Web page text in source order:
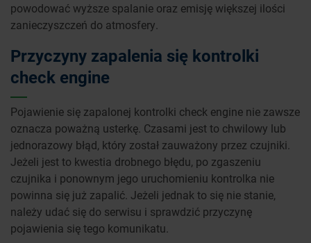
powodować wyższe spalanie oraz emisję większej ilości
zanieczyszczeń do atmosfery.
Przyczyny zapalenia się kontrolki
check engine
Pojawienie się zapalonej kontrolki check engine nie zawsze
oznacza poważną usterkę. Czasami jest to chwilowy lub
jednorazowy błąd, który został zauważony przez czujniki.
Jeżeli jest to kwestia drobnego błędu, po zgaszeniu
czujnika i ponownym jego uruchomieniu kontrolka nie
powinna się już zapalić. Jeżeli jednak to się nie stanie,
należy udać się do serwisu i sprawdzić przyczynę
pojawienia się tego komunikatu.